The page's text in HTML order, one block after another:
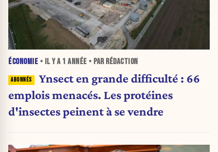
ÉCONOMIE • IL Y A 1 ANNÉE • PAR RÉDACTION
Ynsect en grande difficulté : 66
emplois menacés. Les protéines
d'insectes peinent à se vendre